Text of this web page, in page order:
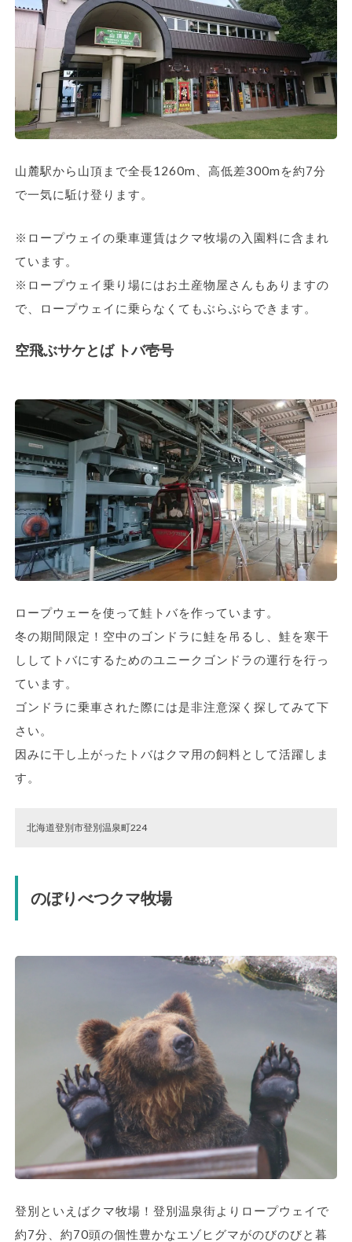
山麓駅から山頂まで全長1260m、高低差300mを約7分
で一気に駈け登ります。
※ロープウェイの乗車運賃はクマ牧場の入園料に含まれ
ています。
※ロープウェイ乗り場にはお土産物屋さんもありますの
で、ロープウェイに乗らなくてもぶらぶらできます。
空飛ぶサケとば トバ壱号
ロープウェーを使って鮭トバを作っています。
冬の期間限定！空中のゴンドラに鮭を吊るし、鮭を寒干
ししてトバにするためのユニークゴンドラの運行を行っ
ています。
ゴンドラに乗車された際には是非注意深く探してみて下
さい。
因みに干し上がったトバはクマ用の飼料として活躍しま
す。
北海道登別市登別温泉町224
のぼりべつクマ牧場
登別といえばクマ牧場！登別温泉街よりロープウェイで
約7分、約70頭の個性豊かなエゾヒグマがのびのびと暮